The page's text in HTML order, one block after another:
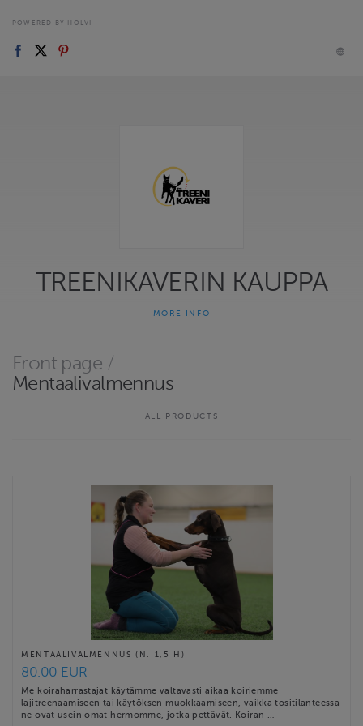
POWERED BY HOLVI
TREENIKAVERIN KAUPPA
Myyntitavarat noudetaan Vaasan Vaskiluodosta, osoitteesta
Frilundintie 2! Kannattaa myös kysellä toimitusta kisoihin ja
tapahtumiin!
Kurssit ja koulutukset pidetään yllämainitussa osoitteessa,
TREENIKAVERIN KAUPPA terms & conditions
TREENIKAVERIN KAUPPA cancellation policy
MORE INFO
Front page /
Mentaalivalmennus
ALL PRODUCTS
MENTAALIVALMENNUS (N. 1,5 H)
80.00 EUR
Me koiraharrastajat käytämme valtavasti aikaa koiriemme
lajitreenaamiseen tai käytöksen muokkaamiseen, vaikka tositilanteessa
ne ovat usein omat hermomme, jotka pettävät. Koiran …